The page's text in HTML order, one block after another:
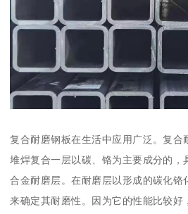
复合耐磨钢板在生活中应用广泛。复合
堆焊复合一层以碳、铬为主要成分的，
合金耐磨层。在耐磨层以形成的碳化铬
来确定其耐磨性。因为它的性能比较好